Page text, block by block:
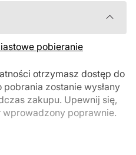
pobieranie
otrzymasz dostęp do
zostanie wysłany
zakupu. Upewnij się,
wprowadzony poprawnie.